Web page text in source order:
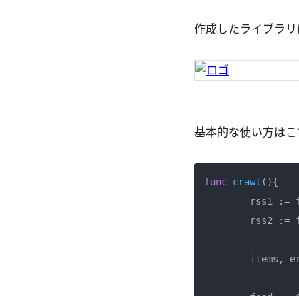
作成したライブラリ
基本的な使い方は
func crawl (){
rss1 :=
rss2 :=